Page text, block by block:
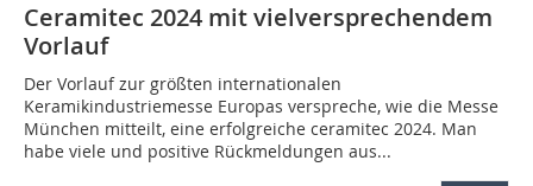
Ceramitec 2024 mit vielversprechendem
Vorlauf
Der Vorlauf zur größten internationalen
Keramikindustriemesse Europas verspreche, wie die Messe
München mitteilt, eine erfolgreiche ceramitec 2024. Man
habe viele und positive Rückmeldungen aus...